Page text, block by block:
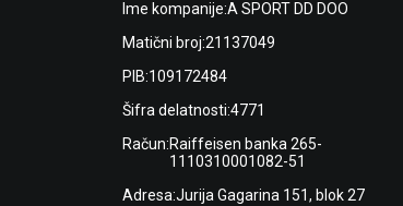
Ime kompanije:A SPORT DD DOO
Matični broj:21137049
PIB:109172484
Šifra delatnosti:4771
Račun:Raiffeisen banka 265-
1110310001082-51
Adresa:Jurija Gagarina 151, blok 27